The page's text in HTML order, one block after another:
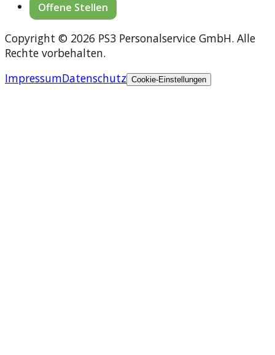
Offene Stellen
Copyright © 2026 PS3 Personalservice GmbH. Alle
Rechte vorbehalten.
ImpressumDatenschutz Cookie-Einstellungen